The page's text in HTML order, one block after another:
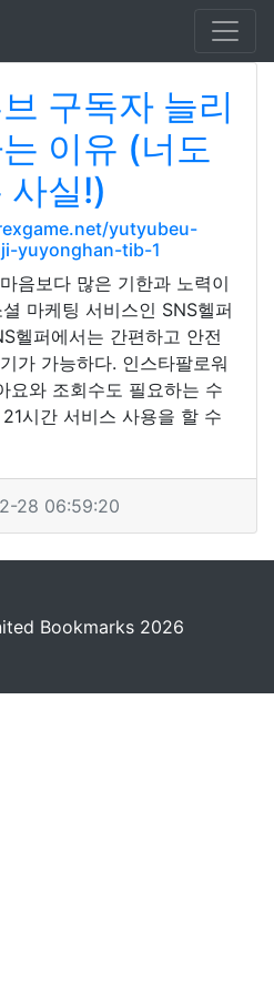
구독자 늘리
이유 (너도
사실!)
yutyubeu-
yuyonghan-tib-1
음보다 많은 기한과 노력이
마케팅 서비스인 SNS헬퍼
헬퍼에서는 간편하고 안전
가 가능하다. 인스타팔로워
요와 조회수도 필요하는 수
시간 서비스 사용을 할 수
28 06:59:20
Bookmarks 2026